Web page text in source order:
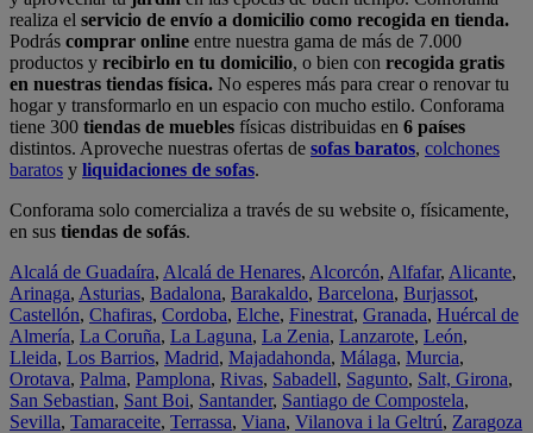
realiza el servicio de envío a domicilio como recogida en tienda.
Podrás comprar online entre nuestra gama de más de 7.000
productos y recibirlo en tu domicilio, o bien con recogida gratis
en nuestras tiendas física. No esperes más para crear o renovar tu
hogar y transformarlo en un espacio con mucho estilo. Conforama
tiene 300 tiendas de muebles físicas distribuidas en 6 países
distintos. Aproveche nuestras ofertas de sofas baratos, colchones
baratos y liquidaciones de sofas.
Conforama solo comercializa a través de su website o, físicamente,
en sus tiendas de sofás.
Alcalá de Guadaíra, Alcalá de Henares, Alcorcón, Alfafar, Alicante,
Arinaga, Asturias, Badalona, Barakaldo, Barcelona, Burjassot,
Castellón, Chafiras, Cordoba, Elche, Finestrat, Granada, Huércal de
Almería, La Coruña, La Laguna, La Zenia, Lanzarote, León,
Lleida, Los Barrios, Madrid, Majadahonda, Málaga, Murcia,
Orotava, Palma, Pamplona, Rivas, Sabadell, Sagunto, Salt, Girona,
San Sebastian, Sant Boi, Santander, Santiago de Compostela,
Sevilla, Tamaraceite, Terrassa, Viana, Vilanova i la Geltrú, Zaragoza